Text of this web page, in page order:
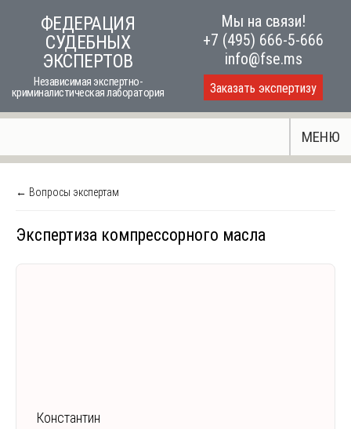
ФЕДЕРАЦИЯ
СУДЕБНЫХ
ЭКСПЕРТОВ
Независимая экспертно-
криминалистическая лаборатория
Мы на связи!
+7 (495) 666-5-666
info@fse.ms
Заказать экспертизу
МЕНЮ
← Вопросы экспертам
Экспертиза компрессорного масла
Константин